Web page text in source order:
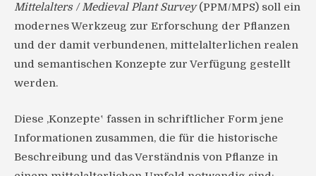
Mittelalters / Medieval Plant Survey(PPM/MPS) soll ein
modernes Werkzeug zur Erforschung der Pflanzen
und der damit verbundenen, mittelalterlichen realen
und semantischen Konzepte zur Verfügung gestellt
werden.
Diese ‚Konzepte‛ fassen in schriftlicher Form jene
Informationen zusammen, die für die historische
Beschreibung und das Verständnis von Pflanze in